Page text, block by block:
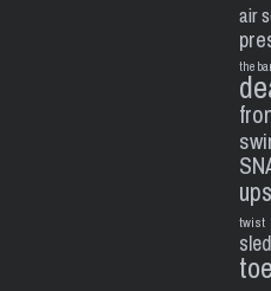
air
the bar
ups
twist